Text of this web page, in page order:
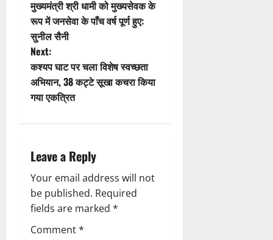
i
o
n
o
s
t
n
v
i
g
a
मुख्यमंत्री श्री धामी को मुख्यसेवक के
रूप में जनसेवा के पाँच वर्ष पूर्ण हुए:
सुनील सैनी
Next:
कश्यप घाट पर चला विशेष स्वच्छता
अभियान, 38 कट्टे सूखा कचरा किया
गया एकत्रित
Leave a Reply
Your email address will not
be published. Required
fields are marked *
Comment*